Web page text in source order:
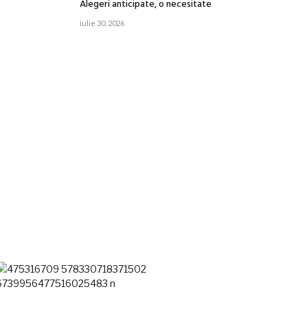
Alegeri anticipate, o necesitate
iulie 30, 2026